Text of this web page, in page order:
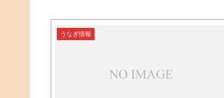
うなぎ情報